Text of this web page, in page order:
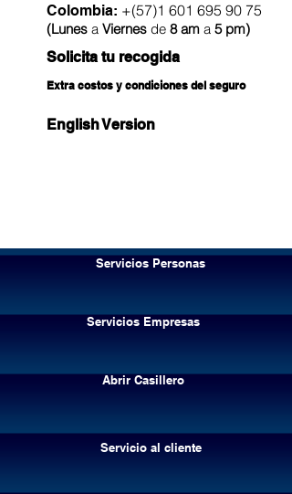
Colombia: +(57)1 601 695 90 75
(Lunes a Viernes de 8 am a 5 pm)
Solicita tu recogida
Extra costos y condiciones del seguro
English Version
Servicios Personas
Servicios Empresas
Abrir Casillero
Servicio al cliente